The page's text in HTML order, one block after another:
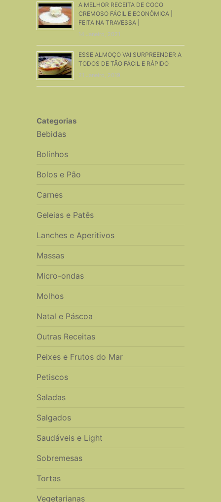
A MELHOR RECEITA DE COCO
CREMOSO FÁCIL E ECONÔMICA |
FEITA NA TRAVESSA |
14 Janeiro, 2021
ESSE ALMOÇO VAI SURPREENDER A
TODOS DE TÃO FÁCIL E RÁPIDO
21 Janeiro, 2019
Categorias
Bebidas
Bolinhos
Bolos e Pão
Carnes
Geleias e Patês
Lanches e Aperitivos
Massas
Micro-ondas
Molhos
Natal e Páscoa
Outras Receitas
Peixes e Frutos do Mar
Petiscos
Saladas
Salgados
Saudáveis e Light
Sobremesas
Tortas
Vegetarianas